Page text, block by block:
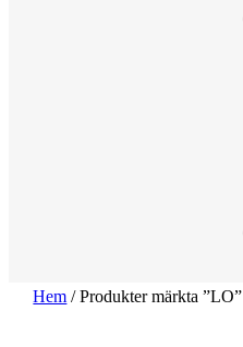
Hem / Produkter märkta ”LO”